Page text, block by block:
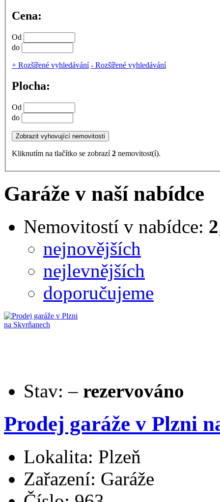
Cena:
Od
do
+ Rozšířené vyhledávání - Rozšířené vyhledávání
Plocha:
Od
do
Kliknutím na tlačítko se zobrazí2 nemovitost(í).
Garáže v naší nabídce
Nemovitostí v nabídce: 2
nejnovějších
nejlevnějších
doporučujeme
Stav: – rezervováno
Prodej garáže v Plzni
Lokalita: Plzeň
Zařazení: Garáže